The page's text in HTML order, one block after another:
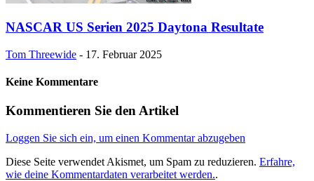
NASCAR US Serien 2025 Daytona Resultate
Tom Threewide - 17. Februar 2025
Keine Kommentare
Kommentieren Sie den Artikel
Loggen Sie sich ein, um einen Kommentar abzugeben
Diese Seite verwendet Akismet, um Spam zu reduzieren. Erfahre,
wie deine Kommentardaten verarbeitet werden..